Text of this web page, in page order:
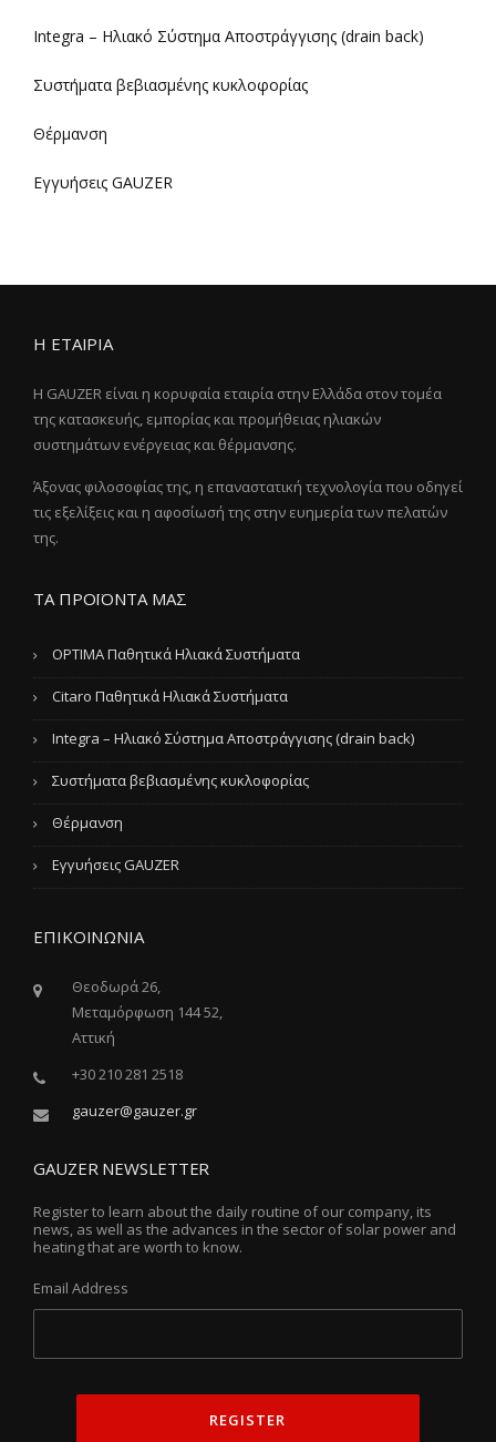
Integra – Ηλιακό Σύστημα Αποστράγγισης (drain back)
Συστήματα βεβιασμένης κυκλοφορίας
Θέρμανση
Εγγυήσεις GAUZER
Η ΕΤΑΙΡΙΑ
Η GAUZER είναι η κορυφαία εταιρία στην Ελλάδα στον τομέα
της κατασκευής, εμπορίας και προμήθειας ηλιακών
συστημάτων ενέργειας και θέρμανσης.
Άξονας φιλοσοφίας της, η επαναστατική τεχνολογία που οδηγεί
τις εξελίξεις και η αφοσίωσή της στην ευημερία των πελατών
της.
ΤΑ ΠΡΟΪΟΝΤΑ ΜΑΣ
OPTIMA Παθητικά Ηλιακά Συστήματα
Citaro Παθητικά Ηλιακά Συστήματα
Integra – Ηλιακό Σύστημα Αποστράγγισης (drain back)
Συστήματα βεβιασμένης κυκλοφορίας
Θέρμανση
Εγγυήσεις GAUZER
ΕΠΙΚΟΙΝΩΝΙΑ
Θεοδωρά 26,
Μεταμόρφωση 144 52,
Αττική
+30 210 281 2518
gauzer@gauzer.gr
GAUZER NEWSLETTER
Register to learn about the daily routine of our company, its
news, as well as the advances in the sector of solar power and
heating that are worth to know.
Email Address